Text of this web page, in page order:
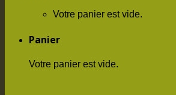
Votre panier est vide.
Panier
Votre panier est vide.